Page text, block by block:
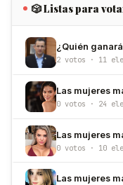
🎲 Listas para
¿Quién
2 votos · 11
Las mujeres
0 votos · 24
Las mujeres
0 votos · 10
Las mujeres